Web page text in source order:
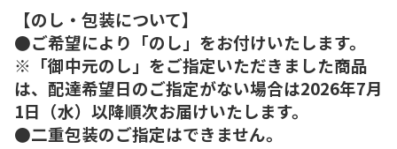
【のし・包装について】
●ご希望により「のし」をお付けいたします。
※「御中元のし」をご指定いただきました商品
は、配達希望日のご指定がない場合は2026年7月
1日（水）以降順次お届けいたします。
●二重包装のご指定はできません。